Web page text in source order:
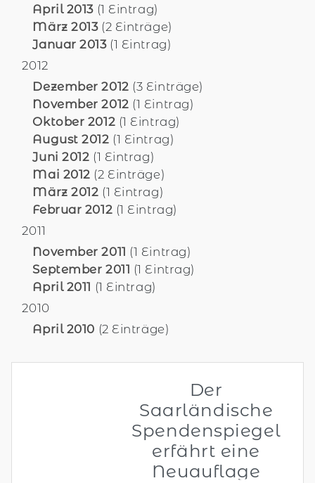
April 2013 (1 Eintrag)
März 2013(2 Einträge)
Januar 2013(1 Eintrag)
2012
Dezember 2012 (3 Einträge)
November 2012 (1 Eintrag)
Oktober 2012 (1 Eintrag)
August 2012 (1 Eintrag)
Juni 2012 (1 Eintrag)
Mai 2012 (2 Einträge)
März 2012 (1 Eintrag)
Februar 2012 (1 Eintrag)
2011
November 2011 (1 Eintrag)
September 2011 (1 Eintrag)
April 2011 (1 Eintrag)
2010
April 2010 (2 Einträge)
Der
Saarländische
Spendenspiegel
erfährt eine
Neuauflage